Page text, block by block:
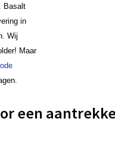
Basalt
in
Wij
Maar
een